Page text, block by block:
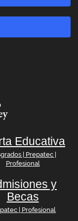
Educativa
| Prepatec |
Profesional
y
Becas
| Profesional